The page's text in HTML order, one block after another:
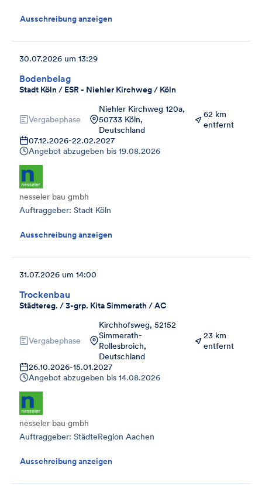
Ausschreibung anzeigen
Bodenbelag
Stadt Köln / ESR - Niehler Kirchweg / Köln
30.07.2026 um 13:29
Vergabephase
Niehler Kirchweg 120a,
50733 Köln,
Deutschland
62 km
entfernt
07.12.2026-22.02.2027
Angebot abzugeben bis 19.08.2026
nesseler bau gmbh
Auftraggeber: Stadt Köln
Ausschreibung anzeigen
Trockenbau
Städtereg. / 3-grp. Kita Simmerath / AC
31.07.2026 um 14:00
Vergabephase
Kirchhofsweg, 52152
Simmerath-
Rollesbroich,
Deutschland
23 km
entfernt
26.10.2026-15.01.2027
Angebot abzugeben bis 14.08.2026
nesseler bau gmbh
Auftraggeber: StädteRegion Aachen
Ausschreibung anzeigen